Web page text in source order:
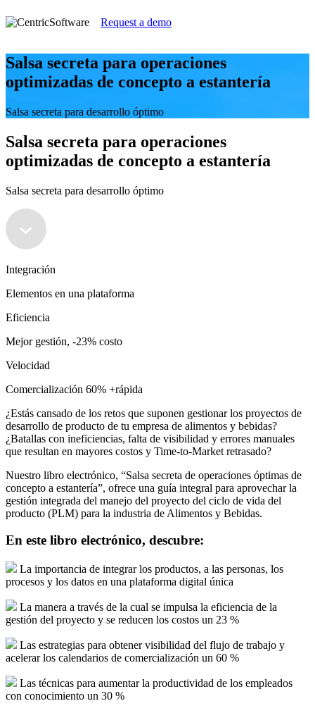
Request a demo
Salsa secreta para operaciones
optimizadas de concepto a estantería
Salsa secreta para desarrollo óptimo
Salsa secreta para operaciones
optimizadas de concepto a estantería
Salsa secreta para desarrollo óptimo
Integración
Elementos en una plataforma
Eficiencia
Mejor gestión, -23% costo
Velocidad
Comercialización 60% +rápida
¿Estás cansado de los retos que suponen gestionar los proyectos de
desarrollo de producto de tu empresa de alimentos y bebidas?
¿Batallas con ineficiencias, falta de visibilidad y errores manuales
que resultan en mayores costos y Time-to-Market retrasado?
Nuestro libro electrónico, “Salsa secreta de operaciones óptimas de
concepto a estantería”, ofrece una guía integral para aprovechar la
gestión integrada del manejo del proyecto del ciclo de vida del
producto (PLM) para la industria de Alimentos y Bebidas.
En este libro electrónico, descubre:
La importancia de integrar los productos, a las personas, los
procesos y los datos en una plataforma digital única
La manera a través de la cual se impulsa la eficiencia de la
gestión del proyecto y se reducen los costos un 23 %
Las estrategias para obtener visibilidad del flujo de trabajo y
acelerar los calendarios de comercialización un 60 %
Las técnicas para aumentar la productividad de los empleados
con conocimiento un 30 %